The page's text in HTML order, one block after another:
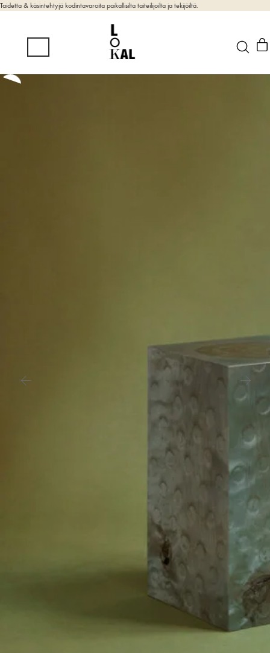
Taidetta & käsintehtyjä kodintavaroita paikallisilta taiteilijoilta ja tekijöiltä.